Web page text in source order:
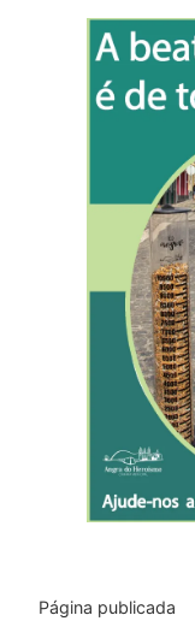
Página publicada